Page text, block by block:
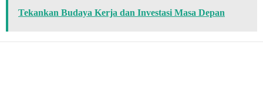
Tekankan Budaya Kerja dan Investasi Masa Depan